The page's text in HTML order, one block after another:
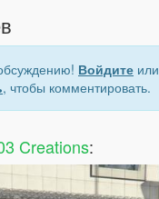
Войдите или
, чтобы комментировать.
Creations: